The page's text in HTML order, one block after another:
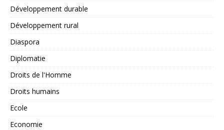
Développement durable
Développement rural
Diaspora
Diplomatie
Droits de l'Homme
Droits humains
Ecole
Economie